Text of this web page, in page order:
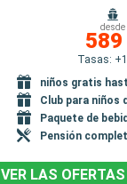
desde
589
Tasas:
niños gratis
Club para niños
Paquete de
Pensión
VER LAS OFERTAS